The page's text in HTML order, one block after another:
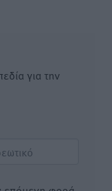
για την